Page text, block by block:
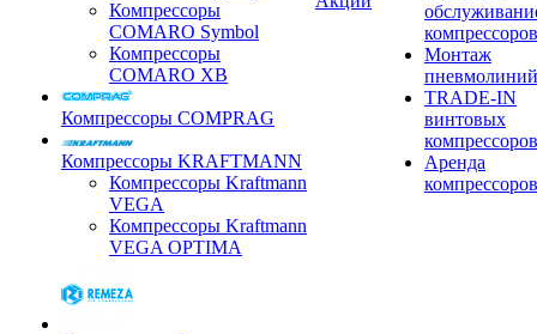
Компрессоры
COMARO Symbol
Компрессоры
COMARO XB
Компрессоры COMPRAG
Компрессоры KRAFTMANN
Компрессоры Kraftmann
VEGA
Компрессоры Kraftmann
VEGA OPTIMA
компрессоров
Монтаж
пневмолиний
TRADE-IN
винтовых
компрессоров
Аренда
компрессоров